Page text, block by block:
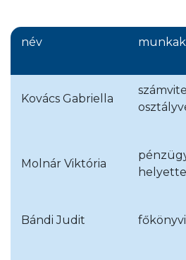
név
Kovács Gabriella
Molnár Viktória
Bándi Judit